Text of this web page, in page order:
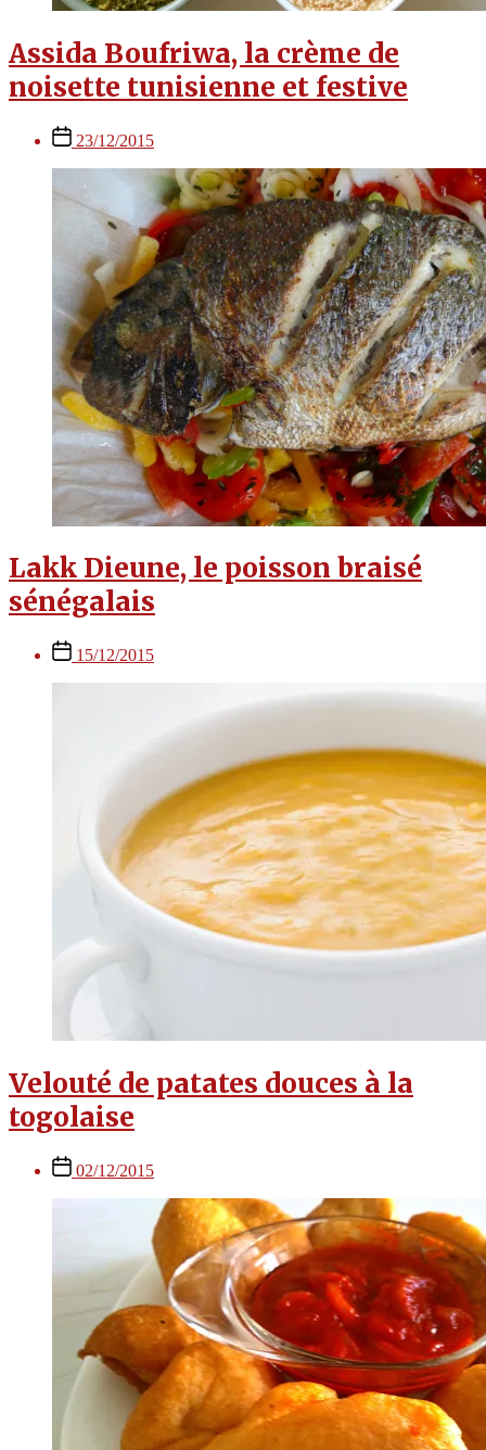
Assida Boufriwa, la crème de
noisette tunisienne et festive
Post
date
23/12/2015
Lakk Dieune, le poisson braisé
sénégalais
Post
date
15/12/2015
Velouté de patates douces à la
togolaise
Post
date
02/12/2015